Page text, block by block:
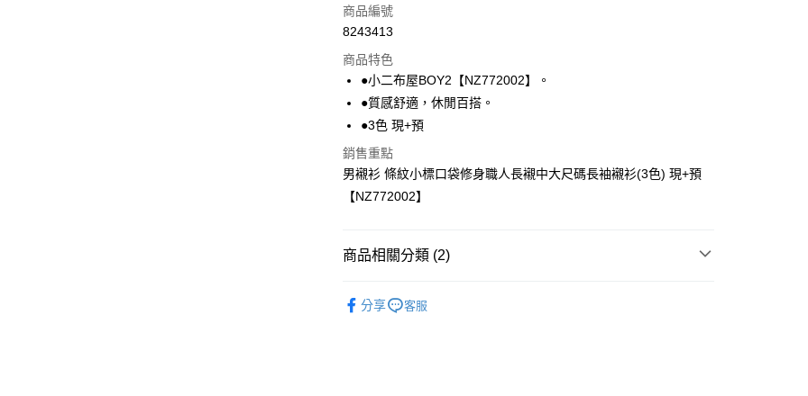
信用卡一次付款
LINE Pay
Apple Pay
悠遊付
運送方式
全家付款取貨
商品編號
8243413
商品特色
●小二布屋BOY2【NZ772002】。
●質感舒適，休閒百搭。
●3色 現+預
銷售重點
男襯衫 條紋小標口袋修身職人長襯中大尺碼長袖襯衫(3色) 現+預
【NZ772002】
商品相關分類 (2)
分享 客服